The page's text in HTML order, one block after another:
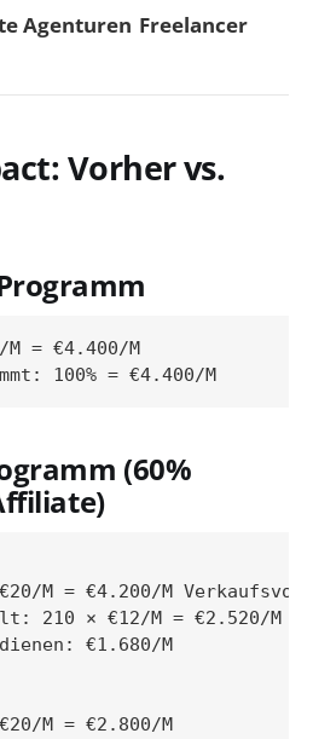
Agenturen Freelancer
Vorher vs.
M = €4.400/M
(60%
M = €4.200/M
210 × €12/M = €2.520/M
€1.680/M
M = €2.800/M